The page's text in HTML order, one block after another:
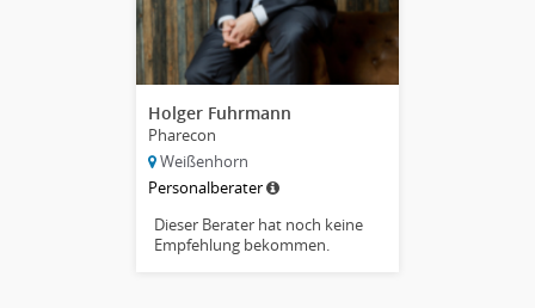
Holger Fuhrmann
Pharecon
Weißenhorn
Personalberater
Dieser Berater hat noch keine
Empfehlung bekommen.